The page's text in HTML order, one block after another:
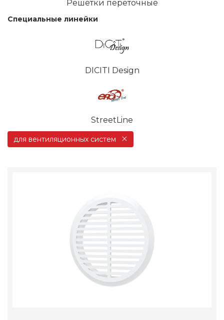
Решетки переточные
Специальные линейки
DICITI Design
StreetLine
для вентиляционных систем